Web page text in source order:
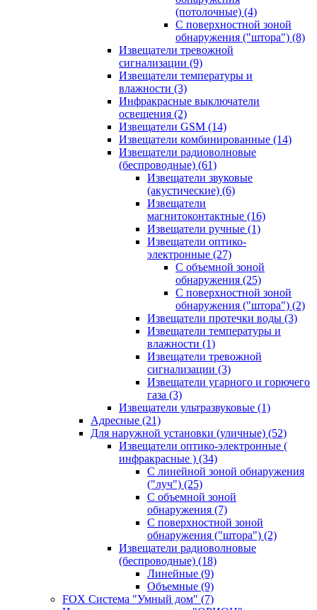
(потолочные) (4)
С поверхностной зоной
обнаружения ("штора") (8)
Извещатели тревожной
сигнализации (9)
Извещатели температуры и
влажности (3)
Инфракрасные выключатели
освещения (2)
Извещатели GSM (14)
Извещатели комбинированные (14)
Извещатели радиоволновые
(беспроводные) (61)
Извещатели звуковые
(акустические) (6)
Извещатели
магнитоконтактные (16)
Извещатели ручные (1)
Извещатели оптико-
электронные (27)
С объемной зоной
обнаружения (25)
С поверхностной зоной
обнаружения ("штора") (2)
Извещатели протечки воды (3)
Извещатели температуры и
влажности (1)
Извещатели тревожной
сигнализации (3)
Извещатели угарного и горючего
газа (3)
Извещатели ультразвуковые (1)
Адресные (21)
Для наружной установки (уличные) (52)
Извещатели оптико-электронные (
инфракрасные ) (34)
С линейной зоной обнаружения
("луч") (25)
С объемной зоной
обнаружения (7)
С поверхностной зоной
обнаружения ("штора") (2)
Извещатели радиоволновые
(беспроводные) (18)
Линейные (9)
Объемные (9)
FOX Система "Умный дом" (7)